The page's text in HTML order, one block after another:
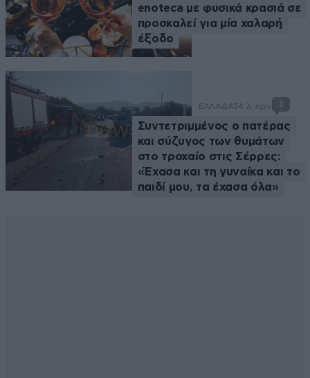
enoteca με φυσικά κρασιά σε
προσκαλεί για μία χαλαρή
έξοδο
ΕΛΛΑΔΑ54 λ. πριν 3
Συντετριμμένος ο πατέρας
και σύζυγος των θυμάτων
στο τροχαίο στις Σέρρες:
«Έχασα και τη γυναίκα και το
παιδί μου, τα έχασα όλα»